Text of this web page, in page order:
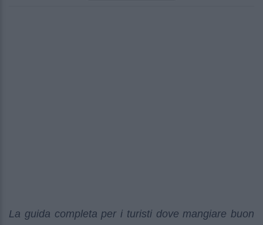
La guida completa per i turisti dove mangiare buon